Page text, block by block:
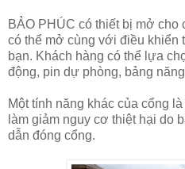
BẢO PHÚC có thiết bị mở cho
có thể mở cùng với điều khiển
bạn. Khách hàng có thể lựa
động, pin dự phòng, bảng
Một tính năng khác của cổng
làm giảm nguy cơ thiệt hại do
dẫn đóng cổng.